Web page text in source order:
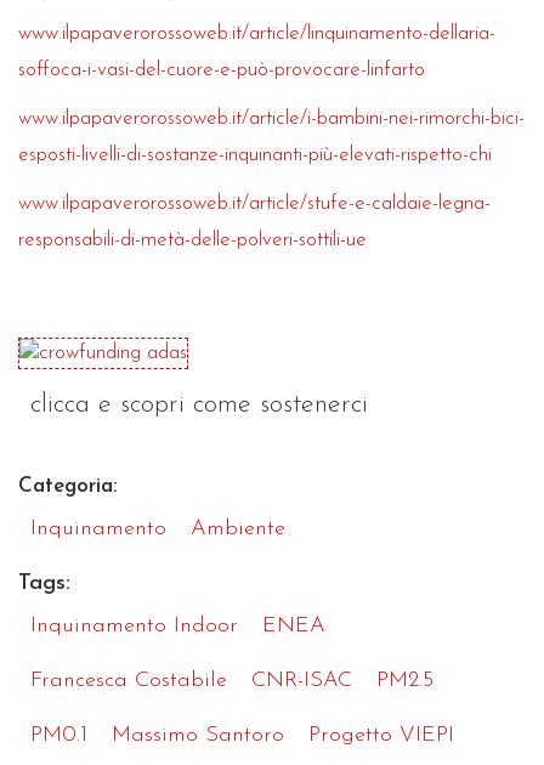
www.ilpapaverorossoweb.it/article/linquinamento-dellaria-
soffoca-i-vasi-del-cuore-e-può-provocare-linfarto
www.ilpapaverorossoweb.it/article/i-bambini-nei-rimorchi-bici-
esposti-livelli-di-sostanze-inquinanti-più-elevati-rispetto-chi
www.ilpapaverorossoweb.it/article/stufe-e-caldaie-legna-
responsabili-di-metà-delle-polveri-sottili-ue
clicca e scopri come sostenerci
Categoria:
Inquinamento Ambiente
Tags:
Inquinamento Indoor
ENEA
Francesca Costabile CNR-ISAC PM2.5
PM0.1 Massimo Santoro Progetto VIEPI